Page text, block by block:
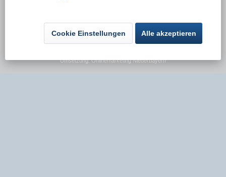
Kontakt Versand und Zahlungsbedingungen
Umsetzung:Onlinemarketing Niederbayern
Cookie Einstellungen Alle akzeptieren